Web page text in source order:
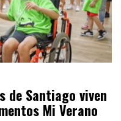
de Santiago viven
Mi Verano